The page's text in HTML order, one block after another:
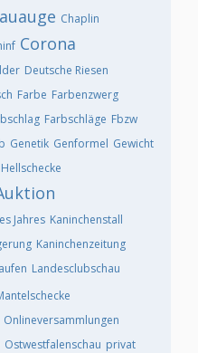
Chaplin
Corona
Deutsche Riesen
Farbe Farbenzwerg
Farbschläge Fbzw
Genetik Genformel Gewicht
Hellschecke
Jahres Kaninchenstall
Kaninchenzeitung
Landesclubschau
Onlineversammlungen
Ostwestfalenschau privat